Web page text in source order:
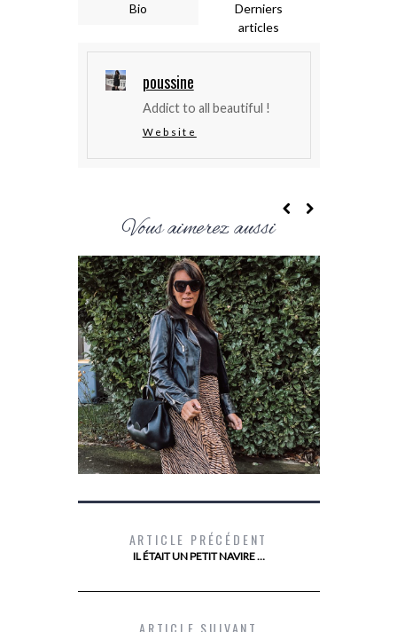
Bio
Derniers
articles
poussine
Addict to all beautiful !
Website
Vous aimerez aussi
MES BOTTINES SCHOLL
ARTICLE PRÉCÉDENT
IL ÉTAIT UN PETIT NAVIRE …
ARTICLE SUIVANT